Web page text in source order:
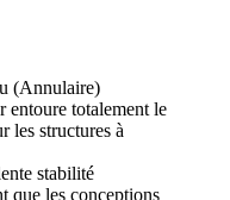
(Annulaire)
entoure totalement le
les structures à
stabilité
que les conceptions